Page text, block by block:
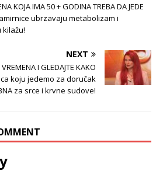
KOJA IMA 50 + GODINA TREBA DA JEDE
ubrzavaju metabolizam i
kilažu!
NEXT
I GLEDAJTE KAKO
koju jedemo za doručak
za srce i krvne sudove!